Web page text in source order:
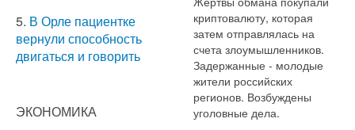
5. В Орле пациентке
вернули способность
двигаться и говорить
ЭКОНОМИКА
криптовалюту, которая
затем отправлялась на
счета злоумышленников.
Задержанные - молодые
жители российских
регионов. Возбуждены
уголовные дела.